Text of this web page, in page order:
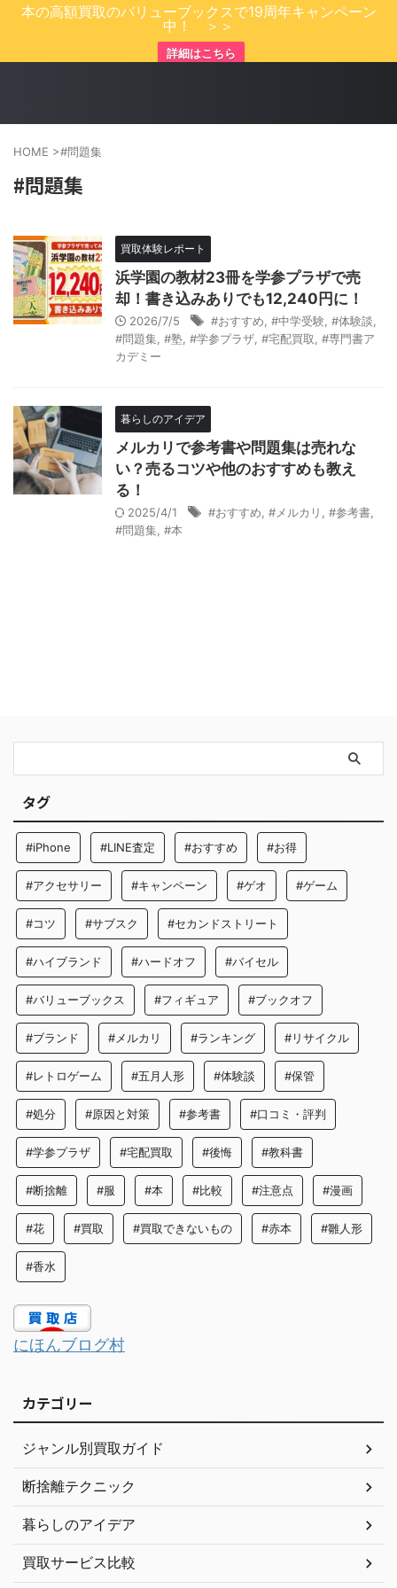
本の高額買取のバリューブックスで19周年キャンペーン
中！ ＞＞
詳細はこちら
HOME >#問題集
#問題集
買取体験レポート
浜学園の教材23冊を学参プラザで売
却！書き込みありでも12,240円に！
2026/7/5 #おすすめ #中学受験 #体験談
#問題集 #塾 #学参プラザ #宅配買取
#専門書ア
カデミー
暮らしのアイデア
メルカリで参考書や問題集は売れな
い？売るコツや他のおすすめも教え
る！
2025/4/1 #おすすめ #メルカリ #参考書
#問題集 #本
タグ
#iPhone #LINE査定 #おすすめ #お得
#アクセサリー #キャンペーン #ゲオ #ゲーム
#コツ #サブスク #セカンドストリート
#ハイブランド #ハードオフ #バイセル
#バリューブックス #フィギュア #ブックオフ
#ブランド #メルカリ #ランキング #リサイクル
#レトロゲーム #五月人形 #体験談 #保管
#処分 #原因と対策 #参考書 #口コミ・評判
#学参プラザ #宅配買取 #後悔 #教科書
#断捨離 #服 #本 #比較 #注意点 #漫画
#花 #買取 #買取できないもの #赤本 #雛人形
#香水
にほんブログ村
カテゴリー
ジャンル別買取ガイド
断捨離テクニック
暮らしのアイデア
買取サービス比較